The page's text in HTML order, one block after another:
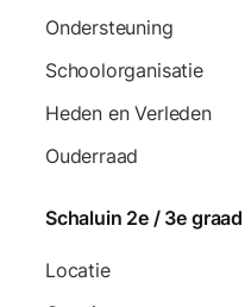
Ondersteuning
Schoolorganisatie
Heden en Verleden
Ouderraad
Schaluin 2e / 3e graad
Locatie